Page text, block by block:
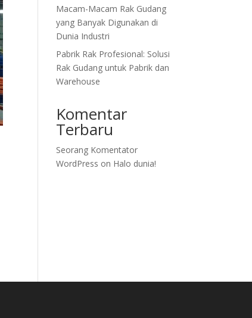
Macam-Macam Rak Gudang
yang Banyak Digunakan di
Dunia Industri
Pabrik Rak Profesional: Solusi
Rak Gudang untuk Pabrik dan
Warehouse
Komentar
Terbaru
Seorang Komentator
WordPress on Halo dunia!